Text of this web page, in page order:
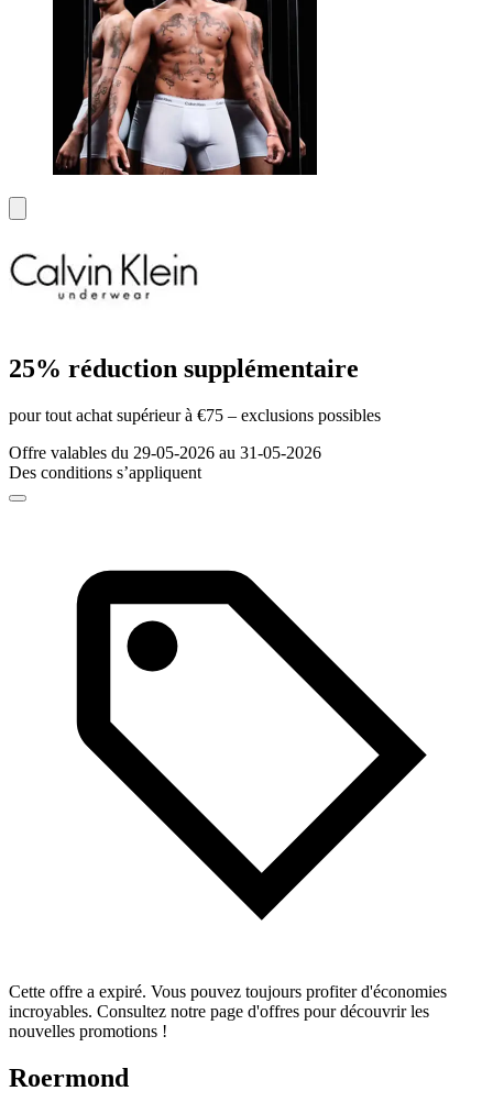
25% réduction supplémentaire
pour tout achat supérieur à €75 – exclusions possibles
Offre valables du 29-05-2026 au 31-05-2026
Des conditions s’appliquent
Cette offre a expiré. Vous pouvez toujours profiter d'économies
incroyables. Consultez notre page d'offres pour découvrir les
nouvelles promotions !
Roermond